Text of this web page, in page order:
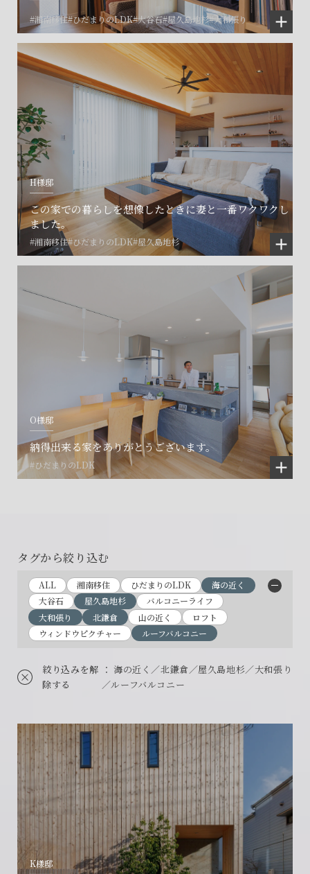
#湘南移住#ひだまりのLDK#大谷石#屋久島地杉#大和張り
H様邸
この家での暮らしを想像したときに妻と一番ワクワクし
ました。
#湘南移住#ひだまりのLDK#屋久島地杉
O様邸
納得出来る家をありがとうございます。
#ひだまりのLDK
タグから絞り込む
ALL 湘南移住 ひだまりのLDK
海の近く
大谷石
屋久島地杉
バルコニーライフ
大和張り
北鎌倉 山の近く
ロフト
ウィンドウピクチャー
ルーフバルコニー
絞り込みを解
除する
： 海の近く／北鎌倉／屋久島地杉／大和張り
／ルーフバルコニー
K様邸
©SET inc.